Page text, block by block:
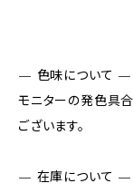
— 色味について —
モニターの発色具
ございます。
— 在庫について —